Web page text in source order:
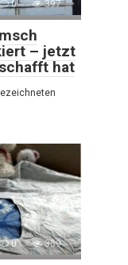
0 397
– jetzt
hat
0 359